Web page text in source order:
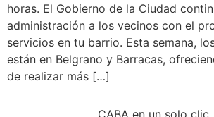
horas. El Gobierno de la Ciudad
administración a los vecinos con el
servicios en tu barrio. Esta semana,
están en Belgrano y Barracas,
de realizar más […]